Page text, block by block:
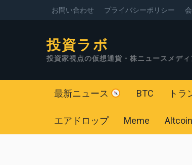
お問い合わせ プライバシーポリシー
投資ラボ
投資家視点の仮想通貨・株ニュースメディ
最新ニュース BTC トラ
エアドロップ Meme Altcoin